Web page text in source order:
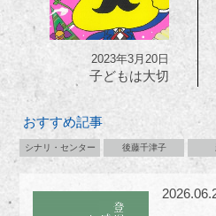
2023年3月20日
子どもは大切
おすすめ記事
シナリ・センター 後藤千津子